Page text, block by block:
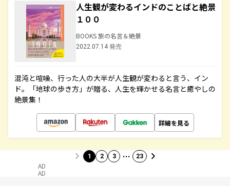
人生観が変わるインドのことばと絶景
１００
BOOKS 旅の名言＆絶景
2022.07.14 発売
混沌と喧噪、行った人の大半が人生観が変わると言う、イン
ド。「地球の歩き方」が贈る、人生を輝かせる名言と癒やしの
絶景集！
詳細を見る
1 2 3 … 23
AD
AD